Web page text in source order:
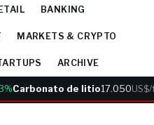
BANKING
MARKETS & CRYPTO
ARCHIVE
Carbonato de litio17.050US$/t